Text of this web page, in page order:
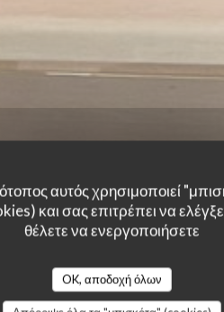
αυτός χρησιμοποιεί
και σας επιτρέπει να
θέλετε να ενεργοποιήσετε
OK, αποδοχή όλων
πελατών μας